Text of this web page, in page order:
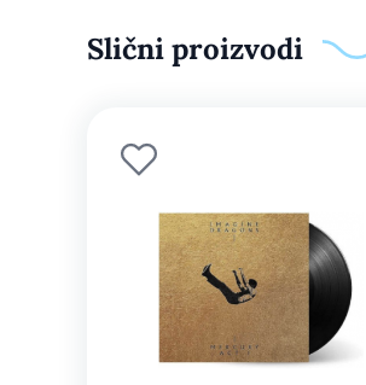
Slični proizvodi